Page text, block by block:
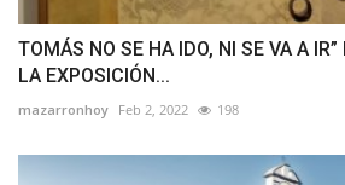
TOMÁS NO SE HA IDO, NI SE VA A
LA EXPOSICIÓN...
mazarronhoy Feb 2, 2022 198